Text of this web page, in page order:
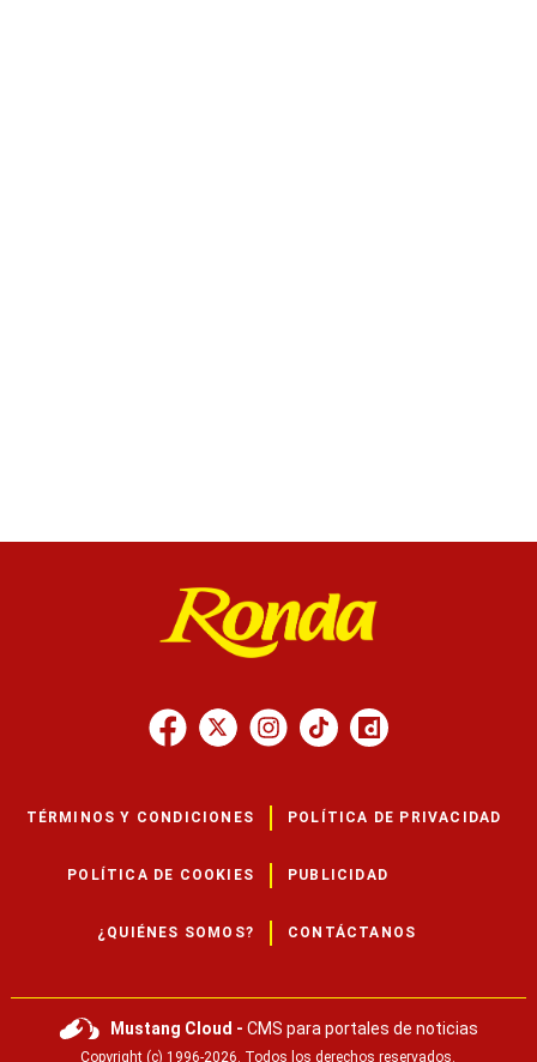
TÉRMINOS Y CONDICIONES POLÍTICA DE PRIVACIDAD
POLÍTICA DE COOKIES PUBLICIDAD
¿QUIÉNES SOMOS? CONTÁCTANOS
Mustang Cloud - CMS para portales de noticias
Copyright (c) 1996-2026. Todos los derechos reservados.